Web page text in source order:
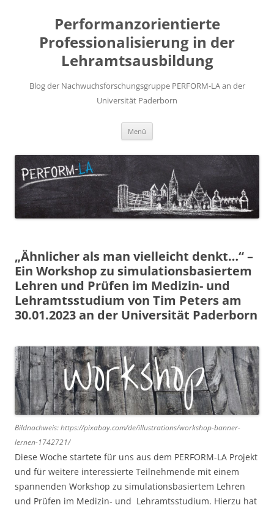
Performanzorientierte
Professionalisierung in der
Lehramtsausbildung
Blog der Nachwuchsforschungsgruppe PERFORM-LA an der
Universität Paderborn
Menü
„Ähnlicher als man vielleicht denkt…“ –
Ein Workshop zu simulationsbasiertem
Lehren und Prüfen im Medizin- und
Lehramtsstudium von Tim Peters am
30.01.2023 an der Universität Paderborn
Bildnachweis:https://pixabay.com/de/illustrations/workshop-banner-
lernen-1742721/
Diese Woche startete für uns aus dem PERFORM-LA Projekt
und für weitere interessierte Teilnehmende mit einem
spannenden Workshop zu simulationsbasiertem Lehren
und Prüfen im Medizin- und Lehramtsstudium. Hierzu hat